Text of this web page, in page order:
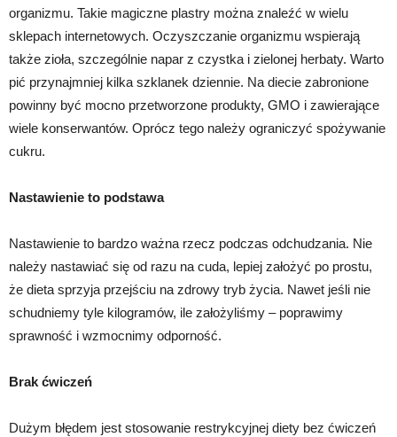
organizmu. Takie magiczne plastry można znaleźć w wielu
sklepach internetowych. Oczyszczanie organizmu wspierają
także zioła, szczególnie napar z czystka i zielonej herbaty. Warto
pić przynajmniej kilka szklanek dziennie. Na diecie zabronione
powinny być mocno przetworzone produkty, GMO i zawierające
wiele konserwantów. Oprócz tego należy ograniczyć spożywanie
cukru.
Nastawienie to podstawa
Nastawienie to bardzo ważna rzecz podczas odchudzania. Nie
należy nastawiać się od razu na cuda, lepiej założyć po prostu,
że dieta sprzyja przejściu na zdrowy tryb życia. Nawet jeśli nie
schudniemy tyle kilogramów, ile założyliśmy – poprawimy
sprawność i wzmocnimy odporność.
Brak ćwiczeń
Dużym błędem jest stosowanie restrykcyjnej diety bez ćwiczeń